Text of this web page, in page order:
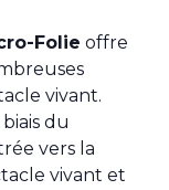
Folie offre
vivant.
du
vers la
vivant et